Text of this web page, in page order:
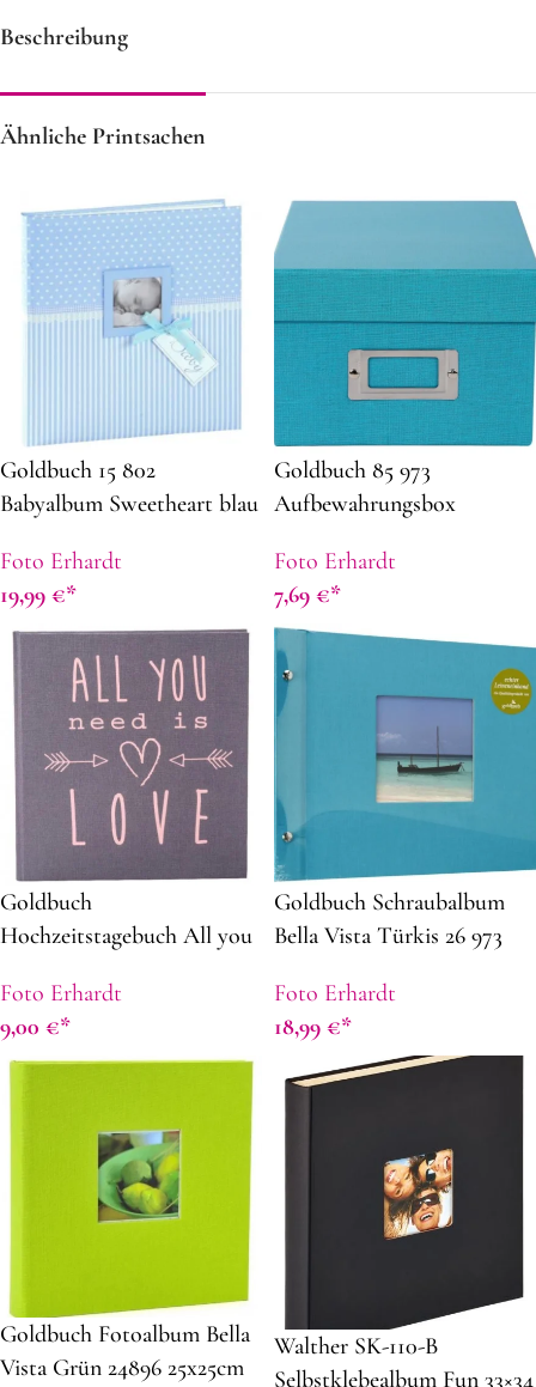
Beschreibung
Ähnliche Printsachen
Goldbuch 15 802
Babyalbum Sweetheart blau
Foto Erhardt
19,99 €
Goldbuch 85 973
Aufbewahrungsbox
Foto Erhardt
7,69 €
Goldbuch
Hochzeitstagebuch All you
Foto Erhardt
9,00 €
Goldbuch Schraubalbum
Bella Vista Türkis 26 973
Foto Erhardt
18,99 €
Goldbuch Fotoalbum Bella
Vista Grün 24896 25x25cm
Walther SK-110-B
Selbstklebealbum Fun 33×34